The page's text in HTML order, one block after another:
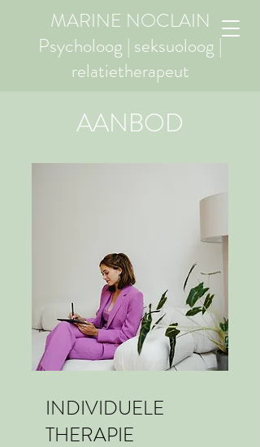
MARINE NOCLAIN
Psycholoog | seksuoloog |
relatietherapeut
AANBOD
INDIVIDUELE
THERAPIE